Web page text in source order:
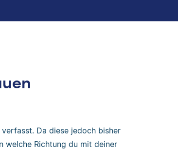
verfasst. Da diese jedoch bisher
welche Richtung du mit deiner